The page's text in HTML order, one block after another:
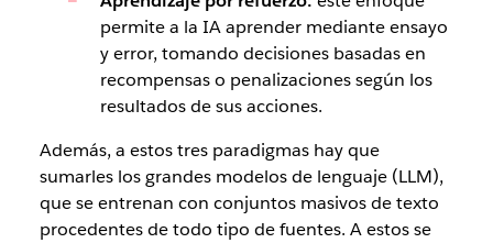
permite a la IA aprender mediante ensayo
y error, tomando decisiones basadas en
recompensas o penalizaciones según los
resultados de sus acciones.
Además, a estos tres paradigmas hay que
sumarles los grandes modelos de lenguaje (LLM),
que se entrenan con conjuntos masivos de texto
procedentes de todo tipo de fuentes. A estos se